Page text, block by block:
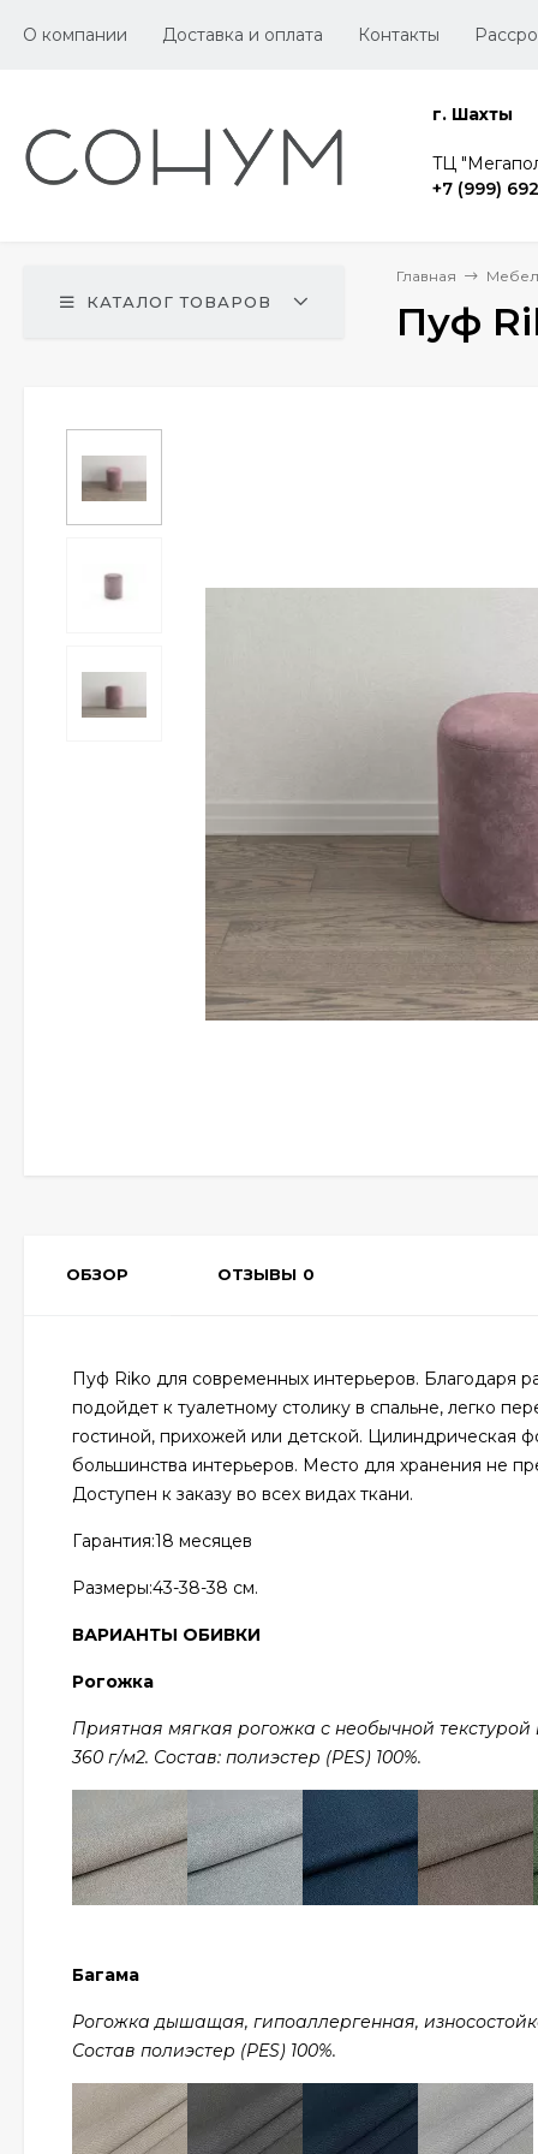
О компании Доставка и оплата Контакты
г. Шахты
TЦ
+7 (999)
КАТАЛОГ ТОВАРОВ
Главная
Пуф
ОБЗОР ОТЗЫВЫ 0
Пуф Riko для современных интерьеров. Благодаря
подойдет к туалетному столику в спальне, легко
гостиной, прихожей или детской. Цилиндрическая
большинства интерьеров. Место для хранения не
Доступен к заказу во всех видах ткани.
Гарантия:18 месяцев
Размеры:43-38-38 см.
ВАРИАНТЫ ОБИВКИ
Рогожка
Приятная мягкая рогожка с необычной
360 г/м2. Состав: полиэстер (PES) 100%.
Багама
Рогожка дышащая, гипоаллергенная,
Состав полиэстер (PES) 100%.